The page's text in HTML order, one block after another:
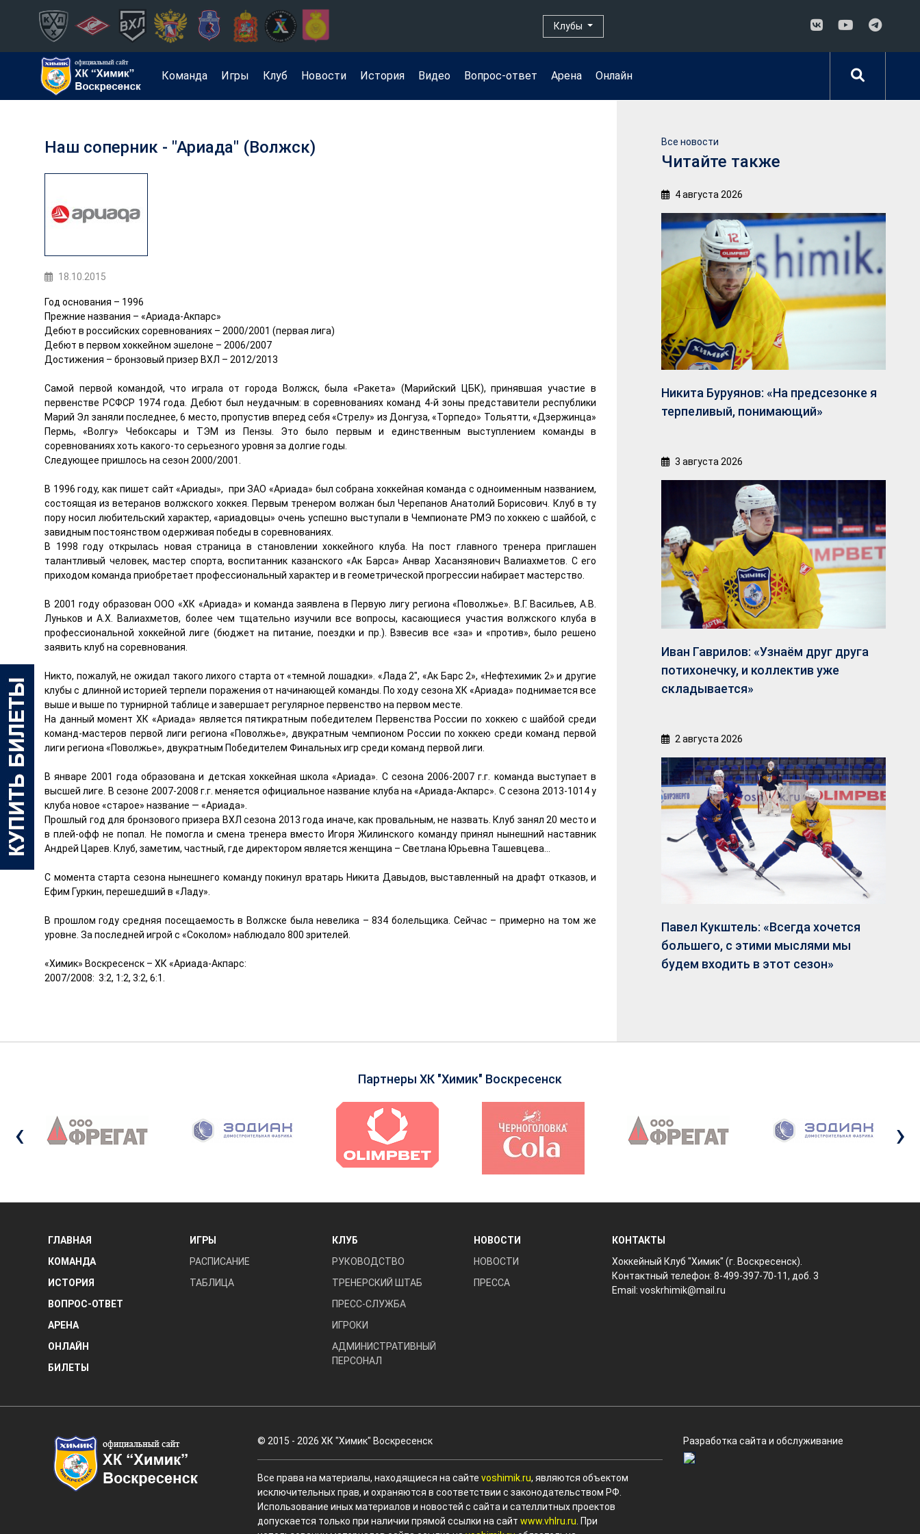
Клубы
Команда Игры Клуб Новости История Видео Вопрос-ответ Арена Онлайн
Наш соперник - "Ариада" (Волжск)
18.10.2015
Год основания – 1996
Прежние названия – «Ариада-Акпарс»
Дебют в российских соревнованиях – 2000/2001 (первая лига)
Дебют в первом хоккейном эшелоне – 2006/2007
Достижения – бронзовый призер ВХЛ – 2012/2013
Самой первой командой, что играла от города Волжск, была «Ракета» (Марийский ЦБК), принявшая участие в
первенстве РСФСР 1974 года. Дебют был неудачным: в соревнованиях команд 4-й зоны представители республики
Марий Эл заняли последнее, 6 место, пропустив вперед себя «Стрелу» из Донгуза, «Торпедо» Тольятти, «Дзержинца»
Пермь, «Волгу» Чебоксары и ТЭМ из Пензы. Это было первым и единственным выступлением команды в
соревнованиях хоть какого-то серьезного уровня за долгие годы.
Следующее пришлось на сезон 2000/2001.
В 1996 году, как пишет сайт «Ариады», при ЗАО «Ариада» был собрана хоккейная команда с одноименным названием,
состоящая из ветеранов волжского хоккея. Первым тренером волжан был Черепанов Анатолий Борисович. Клуб в ту
пору носил любительский характер, «ариадовцы» очень успешно выступали в Чемпионате РМЭ по хоккею с шайбой, с
завидным постоянством одерживая победы в соревнованиях.
В 1998 году открылась новая страница в становлении хоккейного клуба. На пост главного тренера приглашен
талантливый человек, мастер спорта, воспитанник казанского «Ак Барса» Анвар Хасанзянович Валиахметов. С его
приходом команда приобретает профессиональный характер и в геометрической прогрессии набирает мастерство.
В 2001 году образован ООО «ХК «Ариада» и команда заявлена в Первую лигу региона «Поволжье». В.Г. Васильев, А.В.
Луньков и А.Х. Валиахметов, более чем тщательно изучили все вопросы, касающиеся участия волжского клуба в
профессиональной хоккейной лиге (бюджет на питание, поездки и пр.). Взвесив все «за» и «против», было решено
заявить клуб на соревнования.
Никто, пожалуй, не ожидал такого лихого старта от «темной лошадки». «Лада 2″, «Ак Барс 2», «Нефтехимик 2» и другие
клубы с длинной историей терпели поражения от начинающей команды. По ходу сезона ХК «Ариада» поднимается все
выше и выше по турнирной таблице и завершает регулярное первенство на первом месте.
На данный момент ХК «Ариада» является пятикратным победителем Первенства России по хоккею с шайбой среди
команд-мастеров первой лиги региона «Поволжье», двукратным чемпионом России по хоккею среди команд первой
лиги региона «Поволжье», двукратным Победителем Финальных игр среди команд первой лиги.
В январе 2001 года образована и детская хоккейная школа «Ариада». С сезона 2006-2007 г.г. команда выступает в
высшей лиге. В сезоне 2007-2008 г.г. меняется официальное название клуба на «Ариада-Акпарс». С сезона 2013-1014 у
клуба новое «старое» название — «Ариада».
Прошлый год для бронзового призера ВХЛ сезона 2013 года иначе, как провальным, не назвать. Клуб занял 20 место и
в плей-офф не попал. Не помогла и смена тренера вместо Игоря Жилинского команду принял нынешний наставник
Андрей Царев. Клуб, заметим, частный, где директором является женщина – Светлана Юрьевна Ташевцева…
С момента старта сезона нынешнего команду покинул вратарь Никита Давыдов, выставленный на драфт отказов, и
Ефим Гуркин, перешедший в «Ладу».
В прошлом году средняя посещаемость в Волжске была невелика – 834 болельщика. Сейчас – примерно на том же
уровне. За последней игрой с «Соколом» наблюдало 800 зрителей.
«Химик» Воскресенск – ХК «Ариада-Акпарс:
2007/2008: 3:2, 1:2, 3:2, 6:1.
Все новости
Читайте также
4 августа 2026
Никита Буруянов: «На предсезонке я
терпеливый, понимающий»
3 августа 2026
Иван Гаврилов: «Узнаём друг друга
потихонечку, и коллектив уже
складывается»
2 августа 2026
Павел Кукштель: «Всегда хочется
большего, с этими мыслями мы
будем входить в этот сезон»
Партнеры ХК "Химик" Воскресенск
‹ ›
ГЛАВНАЯ
КОМАНДА
ИСТОРИЯ
ВОПРОС-ОТВЕТ
АРЕНА
ОНЛАЙН
БИЛЕТЫ
ИГРЫ
РАСПИСАНИЕ
ТАБЛИЦА
КЛУБ
РУКОВОДСТВО
ТРЕНЕРСКИЙ ШТАБ
ПРЕСС-СЛУЖБА
ИГРОКИ
АДМИНИСТРАТИВНЫЙ
ПЕРСОНАЛ
НОВОСТИ
НОВОСТИ
ПРЕССА
КОНТАКТЫ
Хоккейный Клуб "Химик" (г. Воскресенск).
Контактный телефон: 8-499-397-70-11, доб. 3
Email:voskrhimik@mail.ru
© 2015 - 2026 ХК "Химик" Воскресенск
Все права на материалы, находящиеся на сайте voshimik.ru, являются объектом
исключительных прав, и охраняются в соответствии с законодательством РФ.
Использование иных материалов и новостей с сайта и сателлитных проектов
допускается только при наличии прямой ссылки на сайт www.vhlru.ru. При
Разработка сайта и обслуживание